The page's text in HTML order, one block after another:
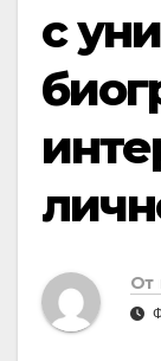
с
От